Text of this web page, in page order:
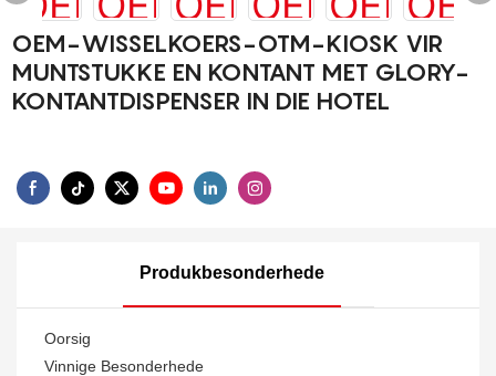
OEM-WISSELKOERS-OTM-KIOSK VIR
MUNTSTUKKE EN KONTANT MET GLORY-
KONTANTDISPENSER IN DIE HOTEL
Produkbesonderhede
Oorsig
Vinnige Besonderhede